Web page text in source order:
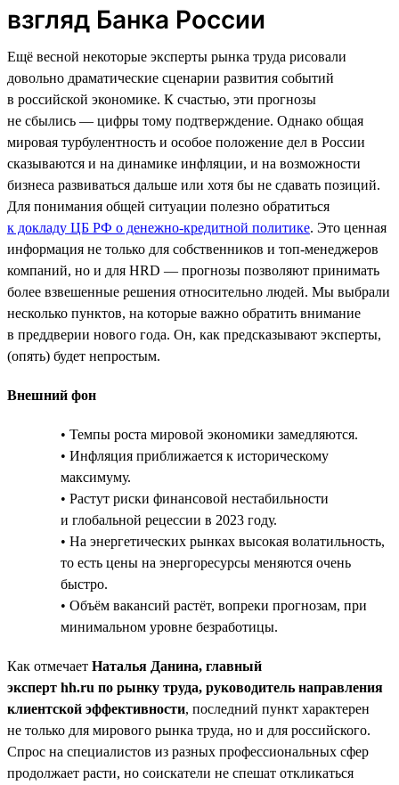
взгляд Банка России
Ещё весной некоторые эксперты рынка труда рисовали
довольно драматические сценарии развития событий
в российской экономике. К счастью, эти прогнозы
не сбылись — цифры тому подтверждение. Однако общая
мировая турбулентность и особое положение дел в России
сказываются и на динамике инфляции, и на возможности
бизнеса развиваться дальше или хотя бы не сдавать позиций.
Для понимания общей ситуации полезно обратиться
к докладу ЦБ РФ о денежно-кредитной политике. Это ценная
информация не только для собственников и топ-менеджеров
компаний, но и для HRD — прогнозы позволяют принимать
более взвешенные решения относительно людей. Мы выбрали
несколько пунктов, на которые важно обратить внимание
в преддверии нового года. Он, как предсказывают эксперты,
(опять) будет непростым.
Внешний фон
• Темпы роста мировой экономики замедляются.
• Инфляция приближается к историческому
максимуму.
• Растут риски финансовой нестабильности
и глобальной рецессии в 2023 году.
• На энергетических рынках высокая волатильность,
то есть цены на энергоресурсы меняются очень
быстро.
• Объём вакансий растёт, вопреки прогнозам, при
минимальном уровне безработицы.
Как отмечает Наталья Данина, главный
эксперт hh.ru по рынку труда, руководитель направления
клиентской эффективности, последний пункт характерен
не только для мирового рынка труда, но и для российского.
Спрос на специалистов из разных профессиональных сфер
продолжает расти, но соискатели не спешат откликаться